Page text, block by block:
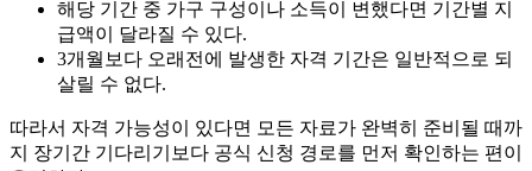
해당 기간 중 가구 구성이나 소득이 변했다면 기간별 지
급액이 달라질 수 있다.
3개월보다 오래전에 발생한 자격 기간은 일반적으로 되
살릴 수 없다.
따라서 자격 가능성이 있다면 모든 자료가 완벽히 준비될 때까
지 장기간 기다리기보다 공식 신청 경로를 먼저 확인하는 편이